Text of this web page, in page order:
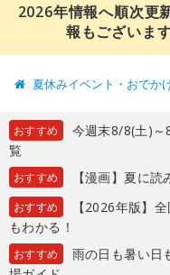
2026年情報へ順次更
報もございま
夏休みイベント・おでか
おすすめ
今週末8/8(土)
覧
おすすめ 【漫画】夏に
おすすめ
【2026年版】
もわかる！
おすすめ
雨の日も暑い日